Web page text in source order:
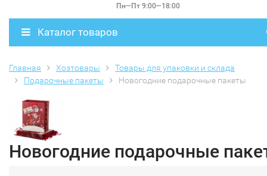
Пн—Пт 9:00—18:00
Каталог товаров
Главная Хозтовары
Товары для упаковки и склада
Подарочные пакеты
Новогодние подарочные пакеты
Новогодние подарочные